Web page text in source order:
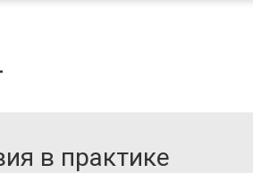
в практике